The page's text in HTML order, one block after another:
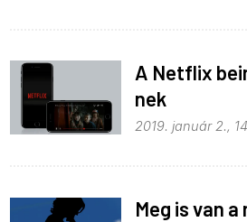
A Netflix
nek
2019. január 2.,
Meg is van